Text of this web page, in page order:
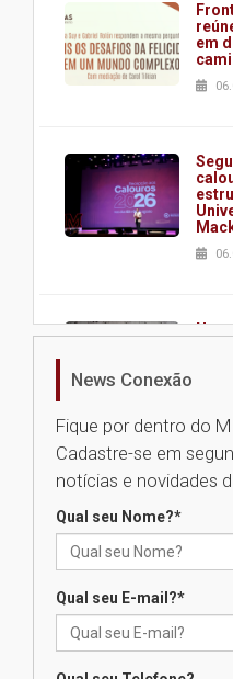
em
das
News Conexão
Fique por dentro do
Cadastre-se em
notícias e novidades
Qual seu Nome?*
Qual seu E-mail?*